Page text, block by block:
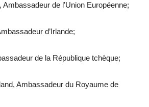
de l’Union Européenne;
d’Irlande;
de la République tchèque;
Ambassadeur du Royaume de